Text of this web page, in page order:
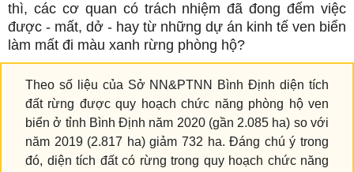
thì, các cơ quan có trách nhiệm đã đong đếm việc
được - mất, dở - hay từ những dự án kinh tế ven biển
làm mất đi màu xanh rừng phòng hộ?
Theo số liệu của Sở NN&PTNN Bình Định diện tích
đất rừng được quy hoạch chức năng phòng hộ ven
biển ở tỉnh Bình Định năm 2020 (gần 2.085 ha) so với
năm 2019 (2.817 ha) giảm 732 ha. Đáng chú ý trong
đó, diện tích đất có rừng trong quy hoạch chức năng